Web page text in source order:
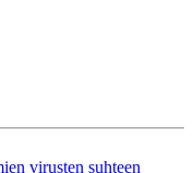
virusten suhteen